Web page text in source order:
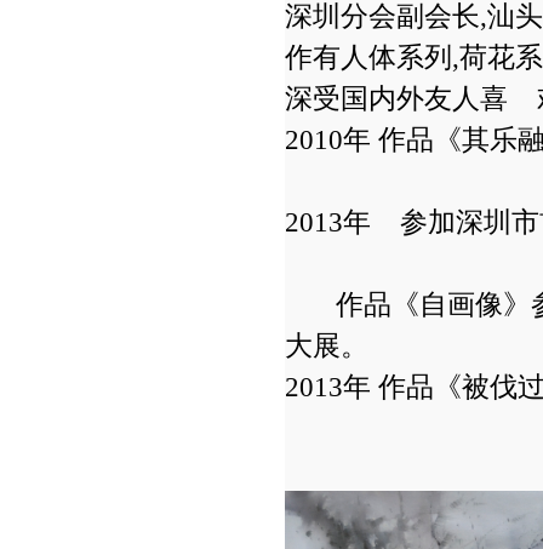
深圳分会副会长,汕
作有人体系列,荷花
深受国内外友人喜
2010年 作品《其乐
2013年 参加深
作品《自画像》参
大展。
2013年 作品《被伐